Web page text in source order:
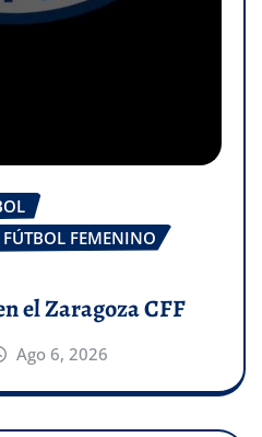
FÚTBOL FEMENINO
el Zaragoza CFF
Ago 6, 2026